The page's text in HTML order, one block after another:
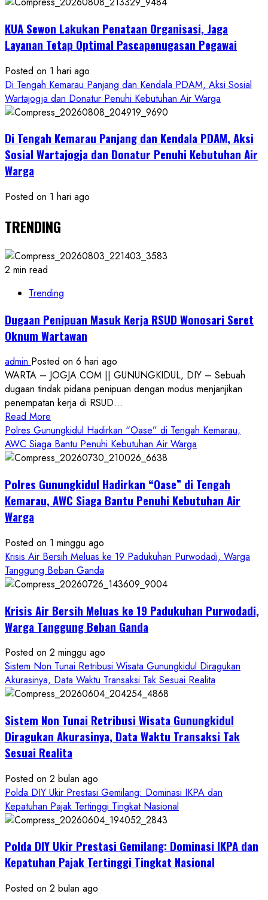
KUA Sewon Lakukan Penataan Organisasi, Jaga
Layanan Tetap Optimal Pascapenugasan Pegawai
Posted on 1 hari ago
Di Tengah Kemarau Panjang dan Kendala PDAM, Aksi Sosial
Wartajogja dan Donatur Penuhi Kebutuhan Air Warga
Di Tengah Kemarau Panjang dan Kendala PDAM, Aksi
Sosial Wartajogja dan Donatur Penuhi Kebutuhan Air
Warga
Posted on 1 hari ago
TRENDING
2 min read
Trending
Dugaan Penipuan Masuk Kerja RSUD Wonosari Seret
Oknum Wartawan
admin Posted on 6 hari ago
WARTA – JOGJA.COM || GUNUNGKIDUL, DIY – Sebuah
dugaan tindak pidana penipuan dengan modus menjanjikan
penempatan kerja di RSUD...
Read More
more
about
Dugaan
Masuk
Kerja
Seret
Oknum
Wartawan
Polres Gunungkidul Hadirkan “Oase” di Tengah Kemarau,
AWC Siaga Bantu Penuhi Kebutuhan Air Warga
Polres Gunungkidul Hadirkan “Oase” di Tengah
Kemarau, AWC Siaga Bantu Penuhi Kebutuhan Air
Warga
Posted on 1 minggu ago
Krisis Air Bersih Meluas ke 19 Padukuhan Purwodadi, Warga
Tanggung Beban Ganda
Krisis Air Bersih Meluas ke 19 Padukuhan Purwodadi,
Warga Tanggung Beban Ganda
Posted on 2 minggu ago
Sistem Non Tunai Retribusi Wisata Gunungkidul Diragukan
Akurasinya, Data Waktu Transaksi Tak Sesuai Realita
Sistem Non Tunai Retribusi Wisata Gunungkidul
Diragukan Akurasinya, Data Waktu Transaksi Tak
Sesuai Realita
Posted on 2 bulan ago
Polda DIY Ukir Prestasi Gemilang: Dominasi IKPA dan
Kepatuhan Pajak Tertinggi Tingkat Nasional
Polda DIY Ukir Prestasi Gemilang: Dominasi IKPA dan
Kepatuhan Pajak Tertinggi Tingkat Nasional
Posted on 2 bulan ago